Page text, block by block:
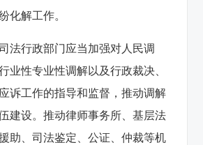
化解工作。
法行政部门应当加强对人民调
业性专业性调解以及行政裁决、
诉工作的指导和监督，推动调解
建设。推动律师事务所、基层法
助、司法鉴定、公证、仲裁等机